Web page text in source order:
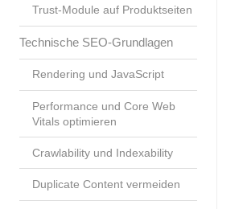
Trust-Module auf Produktseiten
Technische SEO-Grundlagen
Rendering und JavaScript
Performance und Core Web
Vitals optimieren
Crawlability und Indexability
Duplicate Content vermeiden